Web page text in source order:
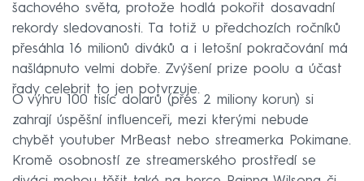
šachového světa, protože hodlá pokořit dosavadní
rekordy sledovanosti. Ta totiž u předchozích ročníků
přesáhla 16 milionů diváků a i letošní pokračování má
našlápnuto velmi dobře. Zvýšení prize poolu a účast
řady celebrit to jen potvrzuje.
O výhru 100 tisíc dolarů (přes 2 miliony korun) si
zahrají úspěšní influenceři, mezi kterými nebude
chybět youtuber MrBeast nebo streamerka Pokimane.
Kromě osobností ze streamerského prostředí se